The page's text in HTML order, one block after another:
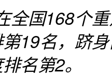
全国168个
19名，跻
名第2。